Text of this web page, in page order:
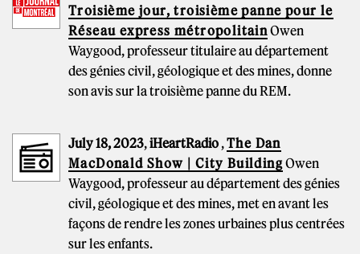
Troisième jour, troisième panne pour le
Réseau express métropolitainOwen
Waygood, professeur titulaire au département
des génies civil, géologique et des mines, donne
son avis sur la troisième panne du REM.
July 18, 2023,iHeartRadio ,The Dan
MacDonald Show | City BuildingOwen
Waygood, professeur au département des génies
civil, géologique et des mines, met en avant les
façons de rendre les zones urbaines plus centrées
sur les enfants.